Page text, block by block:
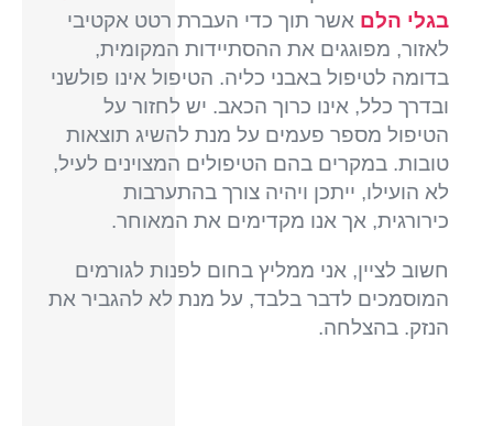
בגלי הלם אשר תוך כדי העברת רטט אקטיבי
לאזור, מפוגגים את ההסתיידות המקומית,
בדומה לטיפול באבני כליה. הטיפול אינו פולשני
ובדרך כלל, אינו כרוך הכאב. יש לחזור על
הטיפול מספר פעמים על מנת להשיג תוצאות
טובות. במקרים בהם הטיפולים המצוינים לעיל,
לא הועילו, ייתכן ויהיה צורך בהתערבות
כירורגית, אך אנו מקדימים את המאוחר.
חשוב לציין, אני ממליץ בחום לפנות לגורמים
המוסמכים לדבר בלבד, על מנת לא להגביר את
הנזק. בהצלחה.